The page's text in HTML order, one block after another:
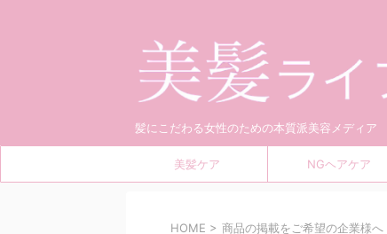
髪にこだわる女性のための本質派美容メディア
美髪ケア NGヘアケア
HOME > 商品の掲載をご希望の企業様へ